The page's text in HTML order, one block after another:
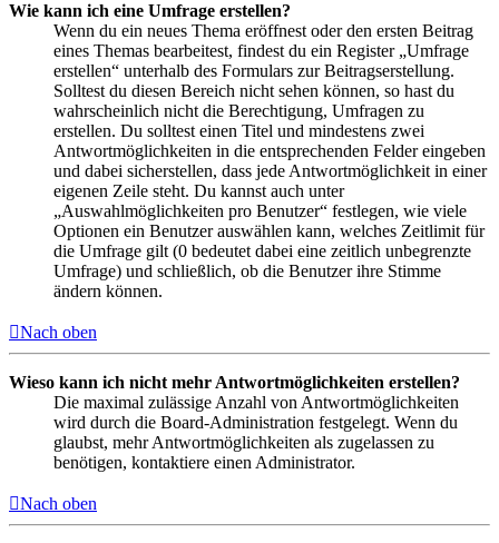
Wie kann ich eine Umfrage erstellen?
Wenn du ein neues Thema eröffnest oder den ersten Beitrag
eines Themas bearbeitest, findest du ein Register „Umfrage
erstellen“ unterhalb des Formulars zur Beitragserstellung.
Solltest du diesen Bereich nicht sehen können, so hast du
wahrscheinlich nicht die Berechtigung, Umfragen zu
erstellen. Du solltest einen Titel und mindestens zwei
Antwortmöglichkeiten in die entsprechenden Felder eingeben
und dabei sicherstellen, dass jede Antwortmöglichkeit in einer
eigenen Zeile steht. Du kannst auch unter
„Auswahlmöglichkeiten pro Benutzer“ festlegen, wie viele
Optionen ein Benutzer auswählen kann, welches Zeitlimit für
die Umfrage gilt (0 bedeutet dabei eine zeitlich unbegrenzte
Umfrage) und schließlich, ob die Benutzer ihre Stimme
ändern können.
Nach oben
Wieso kann ich nicht mehr Antwortmöglichkeiten erstellen?
Die maximal zulässige Anzahl von Antwortmöglichkeiten
wird durch die Board-Administration festgelegt. Wenn du
glaubst, mehr Antwortmöglichkeiten als zugelassen zu
benötigen, kontaktiere einen Administrator.
Nach oben